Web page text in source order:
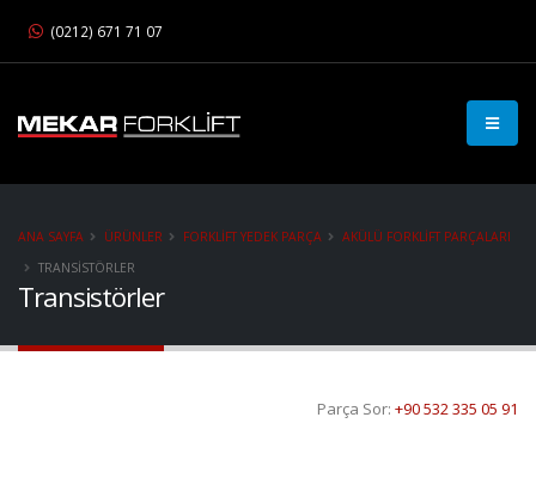
(0212) 671 71 07
Transistörler
ANA SAYFA ÜRÜNLER FORKLIFT YEDEK PARÇA
AKÜLÜ FORKLIFT PARÇALARI
TRANSISTÖRLER
Parça Sor: +90 532 335 05 91